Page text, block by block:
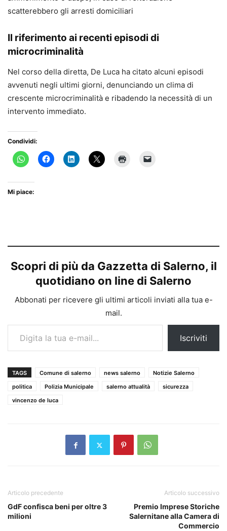
scatterebbero gli arresti domiciliari
Il riferimento ai recenti episodi di
microcriminalità
Nel corso della diretta, De Luca ha citato alcuni episodi
avvenuti negli ultimi giorni, denunciando un clima di
crescente microcriminalità e ribadendo la necessità di un
intervento immediato.
Condividi:
Mi piace:
Scopri di più da Gazzetta di Salerno, il
quotidiano on line di Salerno
Abbonati per ricevere gli ultimi articoli inviati alla tua e-
mail.
Digita la tua e-mail...
Iscriviti
TAGS Comune di salerno news salerno
Notizie Salerno
politica
Polizia Municipale salerno attualità
sicurezza
vincenzo de luca
Articolo precedente
GdF confisca beni per oltre 3
milioni
Articolo successivo
Premio Imprese Storiche
Salernitane alla Camera di
Commercio